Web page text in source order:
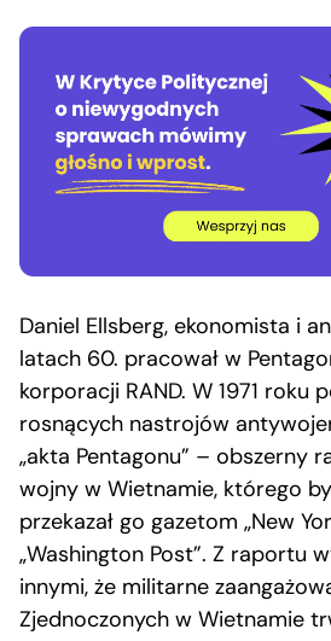
Daniel Ellsberg, ekonomista i
latach 60. pracował w
korporacji RAND. W 1971 roku
rosnących nastrojów
„akta Pentagonu” – obszerny
wojny w Wietnamie, którego
przekazał go gazetom „New
„Washington Post”. Z raportu
innymi, że militarne
Zjednoczonych w Wietnamie